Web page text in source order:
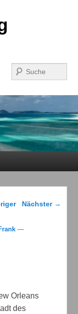
Nächster →
—
Orleans
des